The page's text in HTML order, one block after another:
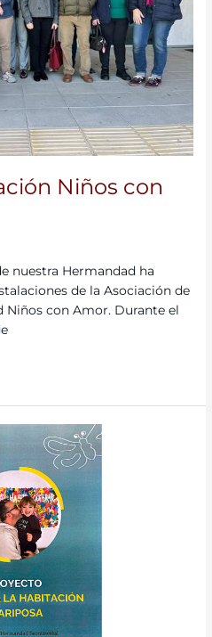
Niños con
nuestra Hermandad ha
de la Asociación de
Niños con Amor. Durante el